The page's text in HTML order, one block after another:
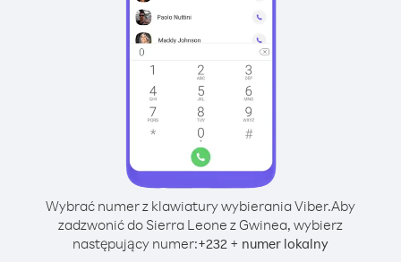
Wybrać numer z klawiatury wybierania Viber.Aby
zadzwonić do Sierra Leone z Gwinea, wybierz
następujący numer:+232 + numer lokalny